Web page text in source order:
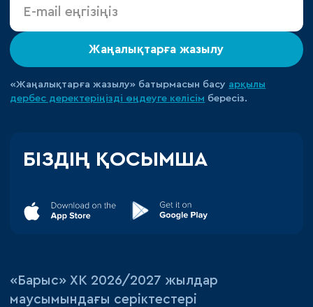
Жаңалықтарға жазылу
«Жаңалықтарға жазылу» батырмасын басу арқылы
дербес деректеріңізді өңдеуге келісім бересіз.
БІЗДІҢ ҚОСЫМША
«‎Барыс»‎ ХК 2026/2027 жылдар
маусымындағы серіктестері